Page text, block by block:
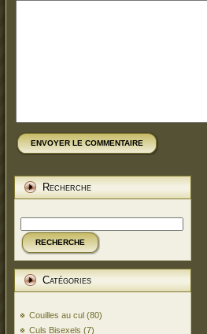
ENVOYER LE COMMENTAIRE
Recherche
RECHERCHE
Catégories
Couilles au cul (80)
Culs Bisexels (7)